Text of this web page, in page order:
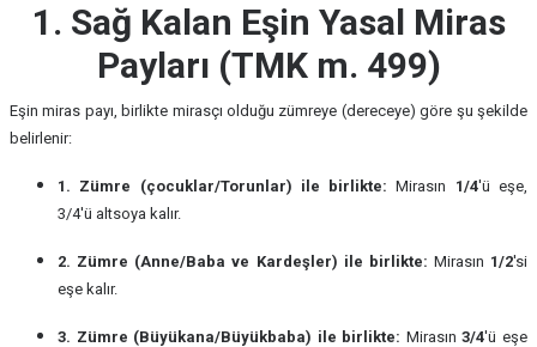
1. Sağ Kalan Eşin Yasal Miras
Payları (TMK m. 499)
Eşin miras payı, birlikte mirasçı olduğu zümreye (dereceye) göre şu şekilde
belirlenir:
1. Zümre (çocuklar/Torunlar) ile birlikte: Mirasın 1/4'ü eşe,
3/4'ü altsoya kalır.
2. Zümre (Anne/Baba ve Kardeşler) ile birlikte: Mirasın 1/2'si
eşe kalır.
3. Zümre (Büyükana/Büyükbaba) ile birlikte: Mirasın3/4'ü eşe